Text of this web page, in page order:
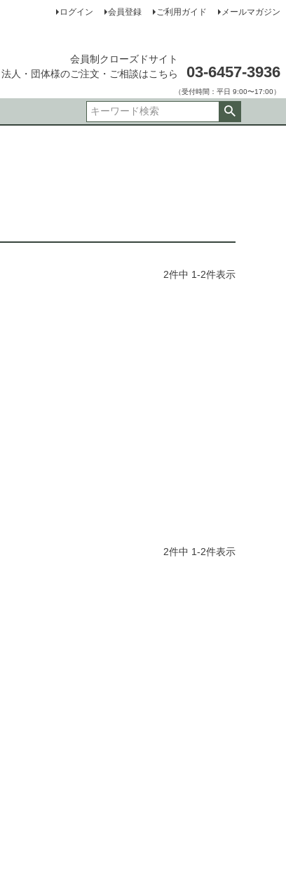
ログイン 会員登録 ご利用ガイド メールマガジン
会員制クローズドサイト
法人・団体様のご注文・ご相談はこちら
03-6457-3936
（受付時間：平日 9:00〜17:00）
2件中 1-2件表示
2件中 1-2件表示